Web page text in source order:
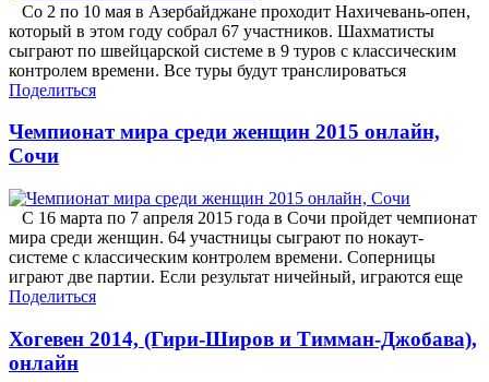
Со 2 по 10 мая в Азербайджане проходит Нахичевань-опен,
который в этом году собрал 67 участников. Шахматисты
сыграют по швейцарской системе в 9 туров с классическим
контролем времени. Все туры будут транслироваться
Поделиться
Чемпионат мира среди женщин 2015 онлайн,
Сочи
С 16 марта по 7 апреля 2015 года в Сочи пройдет чемпионат
мира среди женщин. 64 участницы сыграют по нокаут-
системе с классическим контролем времени. Соперницы
играют две партии. Если результат ничейный, играются еще
Поделиться
Хогевен 2014, (Гири-Широв и Тимман-Джобава),
онлайн